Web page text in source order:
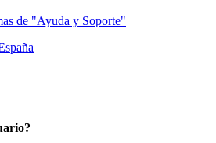
de "Ayuda y Soporte"